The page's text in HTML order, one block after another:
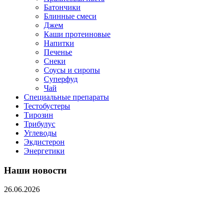
Батончики
Блинные смеси
Джем
Каши протеиновые
Напитки
Печенье
Снеки
Соусы и сиропы
Суперфуд
Чай
Специальные препараты
Тестобустеры
Тирозин
Трибулус
Углеводы
Экдистерон
Энергетики
Наши новости
26.06.2026